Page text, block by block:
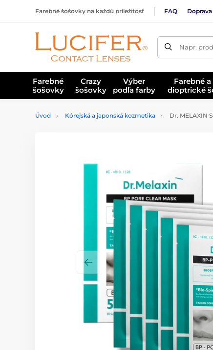
Farebné šošovky na každú príležitosť FAQ
Napr.
Farebné
šošovky
Crazy
šošovky
Výber
podľa farby
Farebné a
dioptrické
Úvod Kórejská a japonská kozmetika Dr. MELAXIN